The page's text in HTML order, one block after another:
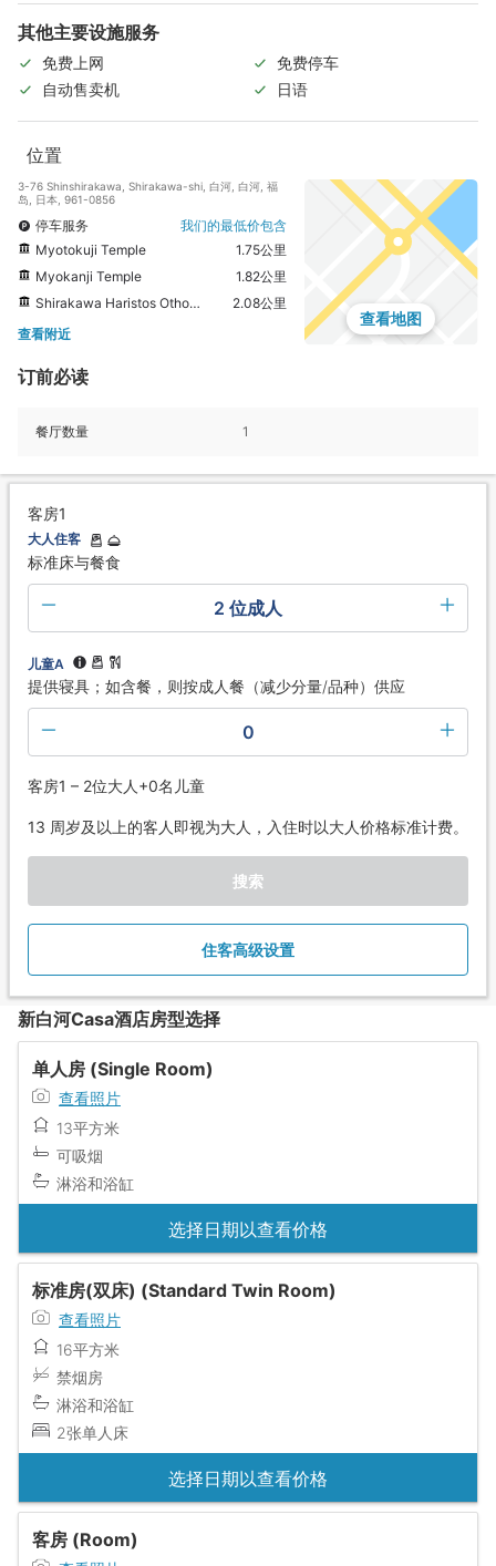
其他主要设施服务
免费上网
免费停车
自动售卖机
日语
位置
3-76 Shinshirakawa, Shirakawa-shi, 白河, 白河, 福
岛, 日本, 961-0856
停车服务
我们的最低价包含
Myotokuji Temple
1.75公里
Myokanji Temple
1.82公里
Shirakawa Haristos Othodox Church
2.08公里
查看附近
查看地图
订前必读
餐厅数量 1
客房1
大人住客
标准床与餐食
2 位成人
儿童A
提供寝具；如含餐，则按成人餐（减少分量/品种）供应
0
客房1 – 2位大人+0名儿童
13 周岁及以上的客人即视为大人，入住时以大人价格标准计费。
搜索
住客高级设置
新白河Casa酒店房型选择
单人房 (Single Room)
查看照片
13平方米
可吸烟
淋浴和浴缸
选择日期以查看价格
标准房(双床) (Standard Twin Room)
查看照片
16平方米
禁烟房
淋浴和浴缸
2张单人床
选择日期以查看价格
客房 (Room)